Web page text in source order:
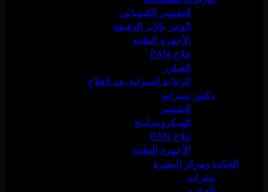
التقشير الكيميائي
الوخز بالإبر الدقيقة
الأجهزة الطبية
علاج PAN
الفيلرز
الرعاية المنزلية بعد العلاج
دكتور سيرانو
التقشير
الميكرونيدلينج
علاج PAN
الأجهزة الطبية
العيادة ومركز البشرة
مقرات